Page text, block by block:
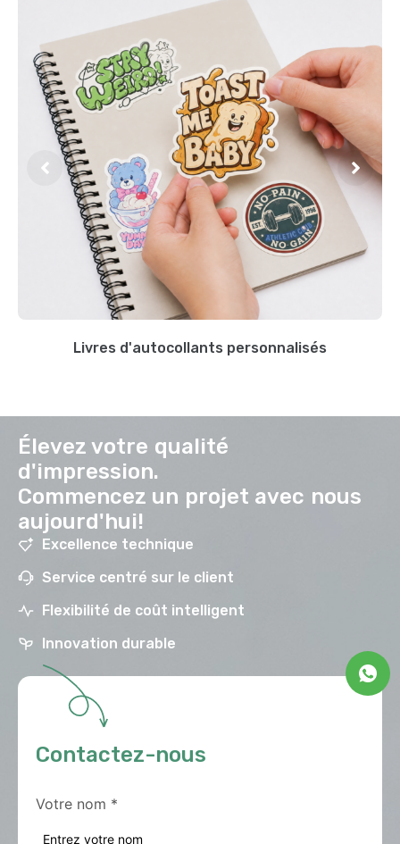
Livres d'autocollants personnalisés
Élevez votre qualité
d'impression.
Commencez un projet avec nous
aujourd'hui!
Excellence technique
Service centré sur le client
Flexibilité de coût intelligent
Innovation durable
Contactez-nous
Votre nom *